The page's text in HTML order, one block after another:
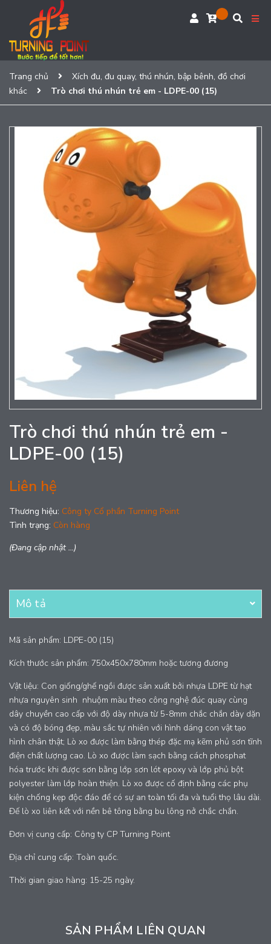
Trang chủ
Xích đu, đu quay, thú nhún, bập bênh, đồ chơi
khác
Trò chơi thú nhún trẻ em - LDPE-00 (15)
Trò chơi thú nhún trẻ em -
LDPE-00 (15)
Liên hệ
Thương hiệu: Công ty Cổ phần Turning Point
Tình trạng: Còn hàng
(Đang cập nhật ...)
Mô tả
Mã sản phẩm: LDPE-00 (15)
Kích thước sản phẩm: 750x450x780mm hoặc tương đương
Vật liệu: Con giống/ghế ngồi được sản xuất bởi nhựa LDPE từ hạt
nhựa nguyên sinh nhuộm màu theo công nghệ đúc quay cùng
dây chuyền cao cấp với độ dày nhựa từ 5-8mm chắc chắn dày dặn
và có độ bóng đẹp, màu sắc tự nhiên với hình dáng con vật tạo
hình chân thật; Lò xo được làm bằng thép đặc mạ kẽm phủ sơn tĩnh
điện chất lượng cao. Lò xo được làm sạch bằng cách phosphat
hóa trước khi được sơn bằng lớp sơn lót epoxy và lớp phủ bột
polyester làm lớp hoàn thiện. Lò xo được cố định bằng các phụ
kiện chống kẹp độc đáo để có sự an toàn tối đa và tuổi thọ lâu dài.
Đế lò xo liên kết với nền bê tông bằng bu lông nở chắc chắn.
Đơn vị cung cấp: Công ty CP Turning Point
Địa chỉ cung cấp: Toàn quốc.
Thời gian giao hàng: 15-25 ngày.
SẢN PHẨM LIÊN QUAN